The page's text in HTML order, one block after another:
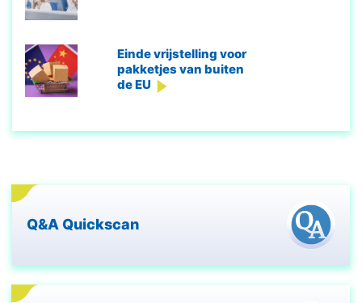
Einde vrijstelling voor
pakketjes van buiten
de EU
Q&A Quickscan